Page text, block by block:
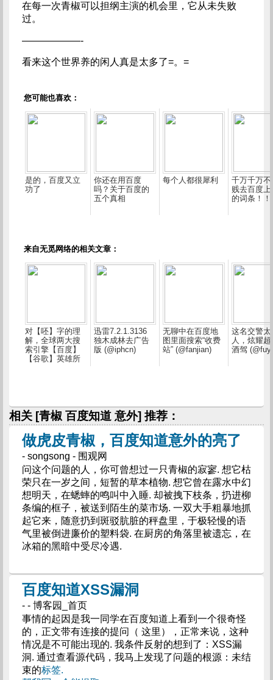
在每一次青椒可以担纲主演的机会里，它从未失败
过。
——————-
看来这个世界养的闲人真是太多了=。=
您可能也喜欢：
是的，百度又立
功了
你还在用百度
吗？关于百度的
五个真相
每个人都很犀利
千万千万不
贱去百度上
的词条！！
来自无觅网络的相关文章：
对【呸】字的理
解，全球两大搜
索引擎【百度】
【谷歌】英雄所
迅雷7.2.1.3136
独木成林去广告
版 (@iphcn)
无聊中在百度地
图里面搜索“收费
站” (@fanjian)
这名交警太
人，炫耀
酒驾
相关 [青椒 百度知道 意外] 推荐：
做虎皮青椒，百度知道意外的亮了
- songsong - 围观网
问这个问题的人，你可曾想过一只青椒的寂寥. 想它枯
荣只在一岁之间，短暂的草本植物. 想它曾在露水中幻
想明天，在蟋蟀的鸣叫中入睡. 却被拽下枝条，扔进柳
条编的框子，被送到陌生的菜市场. 一双大手粗暴地抓
起它来，随意扔到斑驳肮脏的秤盘里，于极轻慢的语
气里被倒进廉价的塑料袋. 在厨房的角落里被遗忘，在
冰箱的黑暗中受尽冷遇.
百度知道XSS漏洞
- - 博客园_首页
事情的起因是我一同学在百度知道上看到一个很奇怪
的，正文带有连接的提问（ 这里），正常来说，这种
情况是不可能出现的. 我条件反射的想到了：XSS漏
洞. 通过查看源代码，我马上发现了问题的根源：未结
束的标签.